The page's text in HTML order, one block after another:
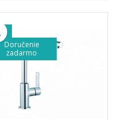
Doručenie
zadarmo